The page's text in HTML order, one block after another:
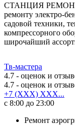
СТАНЦИЯ РЕМОНТА
ремонту электро-
садовой техники,
компрессорного
широчайший
Тв-мастера
4.7 - оценок и
4.7 - оценок и
+7 (XXX) XXX...
с 8:00 до 23:00
Ремонт